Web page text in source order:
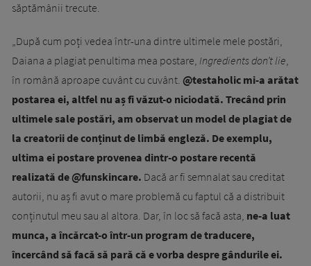
săptămânii trecute.
„După cum poți vedea într-una dintre ultimele mele postări,
Daiana a plagiat penultima mea postare, Ingredients don’t lie,
în română aproape cuvânt cu cuvânt. @testaholic mi-a arătat
postarea ei, altfel nu aș fi văzut-o niciodată. Trecând prin
ultimele sale postări, am observat un model de plagiat de
la creatorii de conținut de limbă engleză. De exemplu,
ultima ei postare provenea dintr-o postare recentă
realizată de @funskincare. Dacă ar fi semnalat sau creditat
autorii, nu aș fi avut o mare problemă cu faptul că a distribuit
conținutul meu sau al altora. Dar, în loc să facă asta, ne-a luat
munca, a încărcat-o într-un program de traducere,
încercând să facă să pară că e vorba despre gândurile ei.